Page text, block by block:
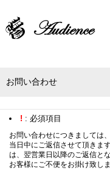
お問い合わせ
! : 必須項目
お問い合わせにつきましては
当日中にご返信させて頂きま
は、翌営業日以降のご返信とな
お客様にご不便をお掛け致し